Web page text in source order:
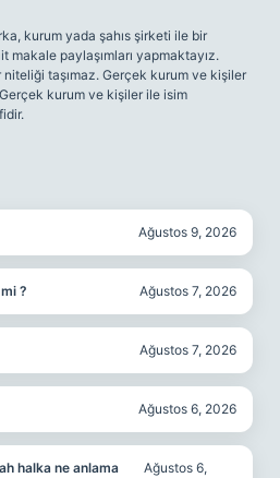
kurum yada şahıs şirketi ile bir
makale paylaşımları yapmaktayız.
taşımaz. Gerçek kurum ve kişiler
kurum ve kişiler ile isim
Ağustos 9, 2026
? Ağustos 7, 2026
Ağustos 7, 2026
Ağustos 6, 2026
halka ne anlama
Ağustos 6,